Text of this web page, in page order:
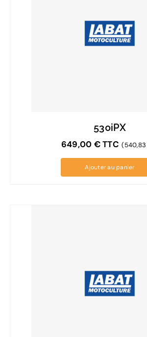
530iPX
649,00 €TTC (540,83
Ajouter au panier